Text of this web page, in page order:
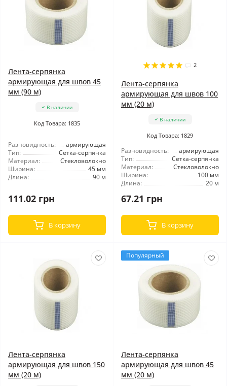
Лента-серпянка
армирующая для швов 45
мм (90 м)
В наличии
Код Товара: 1835
Разновидность:
армирующая
Тип:
Сетка-серпянка
Материал:
Стекловолокно
Ширина:
45 мм
Длина:
90 м
111.02 грн
В корзину
2
Лента-серпянка
армирующая для швов 100
мм (20 м)
В наличии
Код Товара: 1829
Разновидность:
армирующая
Тип:
Сетка-серпянка
Материал:
Стекловолокно
Ширина:
100 мм
Длина:
20 м
67.21 грн
В корзину
Лента-серпянка
армирующая для швов 150
мм (20 м)
Популярный
Лента-серпянка
армирующая для швов 45
мм (20 м)